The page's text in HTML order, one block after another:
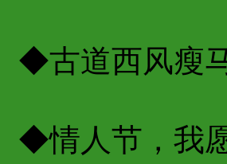
◆古道西风瘦
◆情人节，我